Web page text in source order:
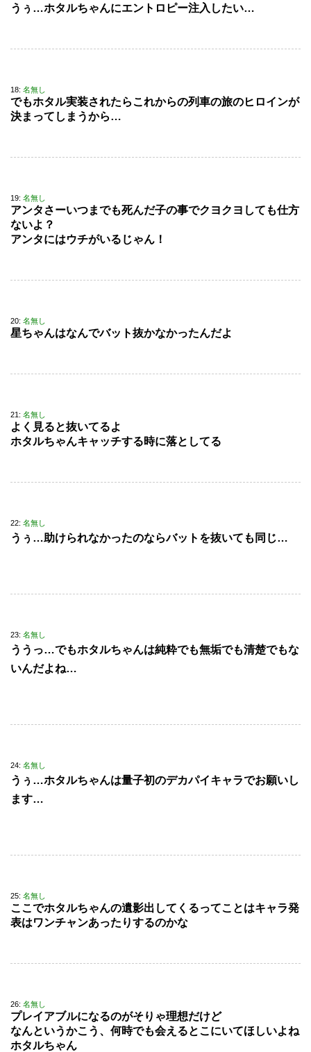
うぅ…ホタルちゃんにエントロピー注入したい…
18: 名無し
でもホタル実装されたらこれからの列車の旅のヒロインが
決まってしまうから…
19: 名無し
アンタさーいつまでも死んだ子の事でクヨクヨしても仕方
ないよ？
アンタにはウチがいるじゃん！
20: 名無し
星ちゃんはなんでバット抜かなかったんだよ
21: 名無し
よく見ると抜いてるよ
ホタルちゃんキャッチする時に落としてる
22: 名無し
うぅ…助けられなかったのならバットを抜いても同じ…
23: 名無し
ううっ…でもホタルちゃんは純粋でも無垢でも清楚でもな
いんだよね…
24: 名無し
うぅ…ホタルちゃんは量子初のデカパイキャラでお願いし
ます…
25: 名無し
ここでホタルちゃんの遺影出してくるってことはキャラ発
表はワンチャンあったりするのかな
26: 名無し
プレイアブルになるのがそりゃ理想だけど
なんというかこう、何時でも会えるとこにいてほしいよね
ホタルちゃん